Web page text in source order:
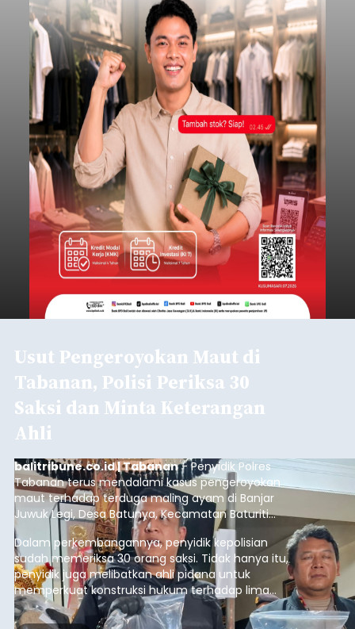
Usut Pengeroyokan Maut di
Tabanan, Polisi Periksa 30
Saksi dan Minta Keterangan
Ahli
balitribune.co.id | Tabanan- Penyidik Polres
Tabanan terus mendalami kasus pengeroyokan
maut terhadap terduga maling ayam di Banjar
Juwuk Legi, Desa Batunya, Kecamatan Baturiti
yang terjadi beberapa waktu lalu.
Dalam perkembangannya, penyidik kepolisian
sudah memeriksa 30 orang saksi. Tidak hanya itu,
penyidik juga melibatkan ahli pidana untuk
memperkuat konstruksi hukum terhadap lima
orang tersangka yang saat ini ditahan.